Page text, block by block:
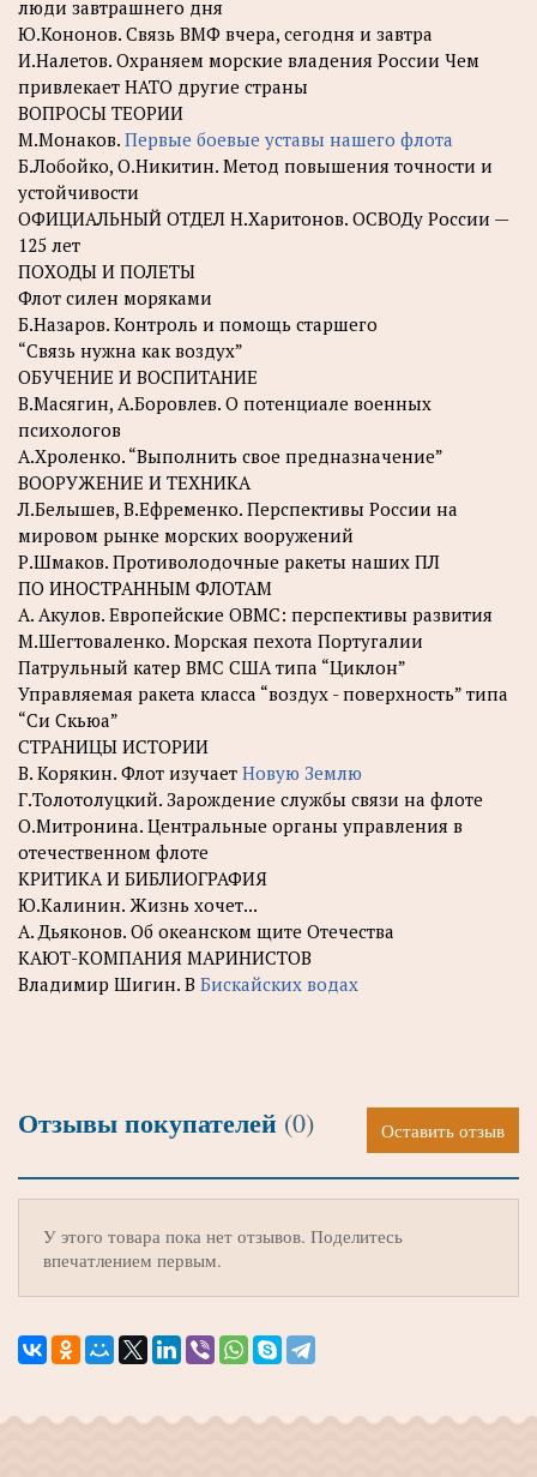
люди завтрашнего дня
Ю.Кононов. Связь ВМФ вчера, сегодня и завтра
И.Налетов. Охраняем морские владения России Чем
привлекает НАТО другие страны
ВОПРОСЫ ТЕОРИИ
М.Монаков. Первые боевые уставы нашего флота
Б.Лобойко, О.Никитин. Метод повышения точности и
устойчивости
ОФИЦИАЛЬНЫЙ ОТДЕЛ Н.Харитонов. ОСВОДу России —
125 лет
ПОХОДЫ И ПОЛЕТЫ
Флот силен моряками
Б.Назаров. Контроль и помощь старшего
“Связь нужна как воздух”
ОБУЧЕНИЕ И ВОСПИТАНИЕ
В.Масягин, А.Боровлев. О потенциале военных
психологов
А.Хроленко. “Выполнить свое предназначение”
ВООРУЖЕНИЕ И ТЕХНИКА
Л.Белышев, В.Ефременко. Перспективы России на
мировом рынке морских вооружений
Р.Шмаков. Противолодочные ракеты наших ПЛ
ПО ИНОСТРАННЫМ ФЛОТАМ
A. Акулов. Европейские ОВМС: перспективы развития
М.Шегтоваленко. Морская пехота Португалии
Патрульный катер ВМС США типа “Циклон”
Управляемая ракета класса “воздух - поверхность” типа
“Си Скьюа”
СТРАНИЦЫ ИСТОРИИ
B. Корякин. Флот изучает Новую Землю
Г.Толотолуцкий. Зарождение службы связи на флоте
О.Митронина. Центральные органы управления в
отечественном флоте
КРИТИКА И БИБЛИОГРАФИЯ
Ю.Калинин. Жизнь хочет...
A. Дьяконов. Об океанском щите Отечества
КАЮТ-КОМПАНИЯ МАРИНИСТОВ
Владимир Шигин. В Бискайских водах
Отзывы покупателей (0) Оставить отзыв
У этого товара пока нет отзывов. Поделитесь
впечатлением первым.